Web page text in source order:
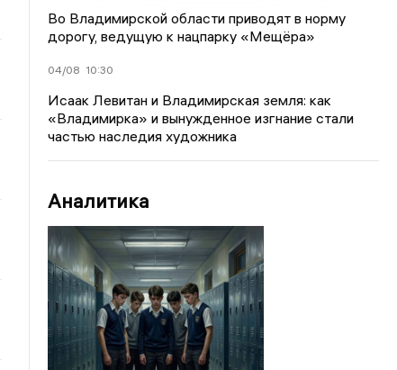
Во Владимирской области приводят в норму
дорогу, ведущую к нацпарку «Мещёра»
04/08 10:30
Исаак Левитан и Владимирская земля: как
«Владимирка» и вынужденное изгнание стали
частью наследия художника
Аналитика